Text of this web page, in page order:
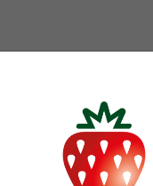
Hodnocení